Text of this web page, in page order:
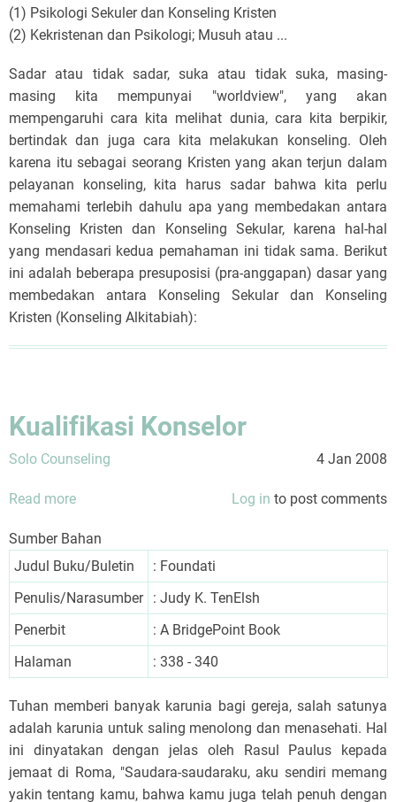
(1) Psikologi Sekuler dan Konseling Kristen
(2) Kekristenan dan Psikologi; Musuh atau ...
Sadar atau tidak sadar, suka atau tidak suka, masing-
masing kita mempunyai "worldview", yang akan
mempengaruhi cara kita melihat dunia, cara kita berpikir,
bertindak dan juga cara kita melakukan konseling. Oleh
karena itu sebagai seorang Kristen yang akan terjun dalam
pelayanan konseling, kita harus sadar bahwa kita perlu
memahami terlebih dahulu apa yang membedakan antara
Konseling Kristen dan Konseling Sekular, karena hal-hal
yang mendasari kedua pemahaman ini tidak sama. Berikut
ini adalah beberapa presuposisi (pra-anggapan) dasar yang
membedakan antara Konseling Sekular dan Konseling
Kristen (Konseling Alkitabiah):
Kualifikasi Konselor
Solo Counseling 4 Jan 2008
Read more
Konselor
Log in to post comments
Sumber Bahan
Judul Buku/Buletin
: Foundati
Penulis/Narasumber
: Judy K. TenElsh
Penerbit
: A BridgePoint Book
Halaman
: 338 - 340
Tuhan memberi banyak karunia bagi gereja, salah satunya
adalah karunia untuk saling menolong dan menasehati. Hal
ini dinyatakan dengan jelas oleh Rasul Paulus kepada
jemaat di Roma, "Saudara-saudaraku, aku sendiri memang
yakin tentang kamu, bahwa kamu juga telah penuh dengan